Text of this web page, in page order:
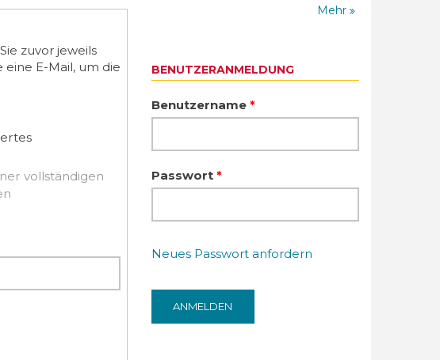
zuvor jeweils
E-Mail, um die
vollständigen
Mehr
BENUTZERANMELDUNG
Benutzername *
Passwort *
Neues Passwort anfordern